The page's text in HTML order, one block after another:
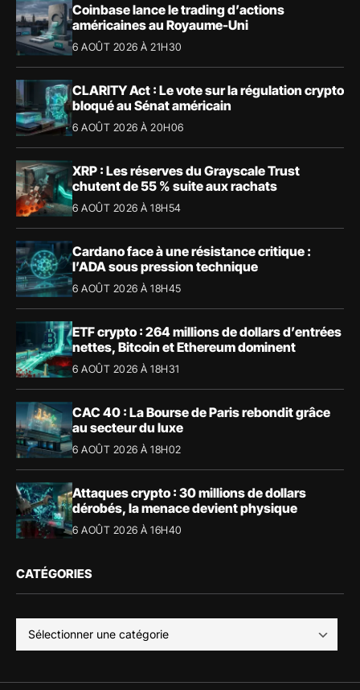
Coinbase lance le trading d’actions
américaines au Royaume-Uni
6 AOÛT 2026 À 21H30
CLARITY Act : Le vote sur la régulation crypto
bloqué au Sénat américain
6 AOÛT 2026 À 20H06
XRP : Les réserves du Grayscale Trust
chutent de 55 % suite aux rachats
6 AOÛT 2026 À 18H54
Cardano face à une résistance critique :
l’ADA sous pression technique
6 AOÛT 2026 À 18H45
ETF crypto : 264 millions de dollars d’entrées
nettes, Bitcoin et Ethereum dominent
6 AOÛT 2026 À 18H31
CAC 40 : La Bourse de Paris rebondit grâce
au secteur du luxe
6 AOÛT 2026 À 18H02
Attaques crypto : 30 millions de dollars
dérobés, la menace devient physique
6 AOÛT 2026 À 16H40
CATÉGORIES